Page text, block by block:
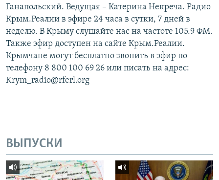
Ганапольский. Ведущая – Катерина Некреча. Радио
Крым.Реалии в эфире 24 часа в сутки, 7 дней в
неделю. В Крыму слушайте нас на частоте 105.9 ФМ.
Также эфир доступен на сайте Крым.Реалии.
Крымчане могут бесплатно звонить в эфир по
телефону 8 800 100 69 26 или писать на адрес:
Krym_radio@rferl.org
ВЫПУСКИ